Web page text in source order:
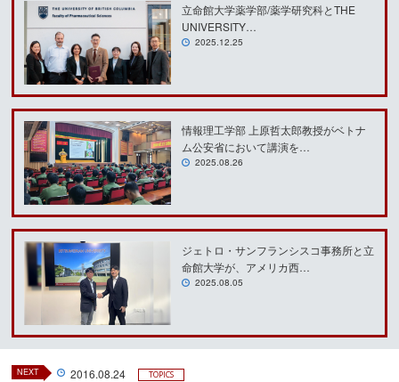
立命館大学薬学部/薬学研究科とTHE
UNIVERSITY…
2025.12.25
情報理工学部 上原哲太郎教授がベトナ
ム公安省において講演を…
2025.08.26
ジェトロ・サンフランシスコ事務所と立
命館大学が、アメリカ西…
2025.08.05
NEXT 2016.08.24 TOPICS